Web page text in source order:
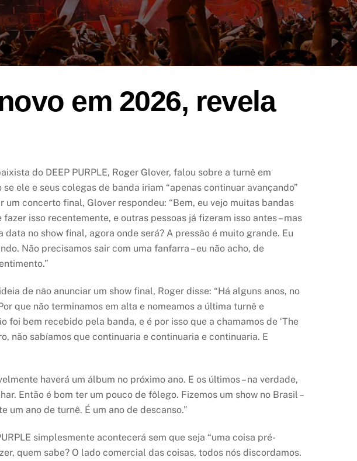
em 2026, revela
do DEEP PURPLE, Roger Glover, falou sobre a turnê em
ele e seus colegas de banda iriam “apenas continuar avançando”
concerto final, Glover respondeu: “Bem, eu vejo muitas bandas
isso recentemente, e outras pessoas já fizeram isso antes – mas
no show final, agora onde será? A pressão é muito grande. Eu
Não precisamos sair com uma fanfarra – eu não acho, de
de não anunciar um show final, Roger disse: “Há alguns anos, no
que não terminamos em alta e nomeamos a última turnê e
foi bem recebido pela banda, e é por isso que a chamamos de ‘The
não sabíamos que continuaria e continuaria e continuaria. E
haverá um álbum no próximo ano. E os últimos – na verdade,
Então é bom ter um pouco de fôlego. Fizemos um show no Brasil –
um ano de turnê. É um ano de descanso.”
simplesmente acontecerá sem que seja “uma coisa pré-
quem sabe? O lado comercial das coisas, todos nós discordamos.